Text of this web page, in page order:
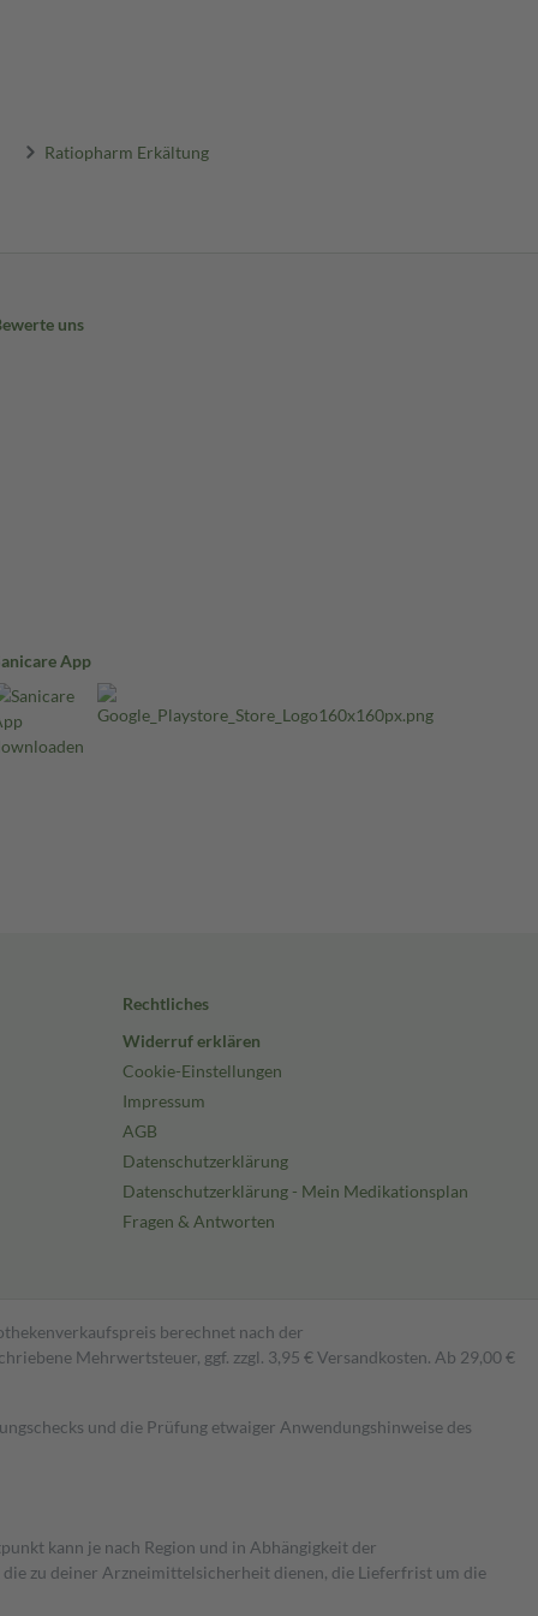
Ratiopharm Erkältung
uns
App
Rechtliches
Widerruf erklären
Cookie-Einstellungen
Impressum
AGB
Datenschutzerklärung
Datenschutzerklärung - Mein Medikationsplan
Fragen & Antworten
berechnet nach der
Mehrwertsteuer, ggf. zzgl. 3,95 € Versandkosten. Ab 29,00 €
und die Prüfung etwaiger Anwendungshinweise des
kann je nach Region und in Abhängigkeit der
zu deiner Arzneimittelsicherheit dienen, die Lieferfrist um die